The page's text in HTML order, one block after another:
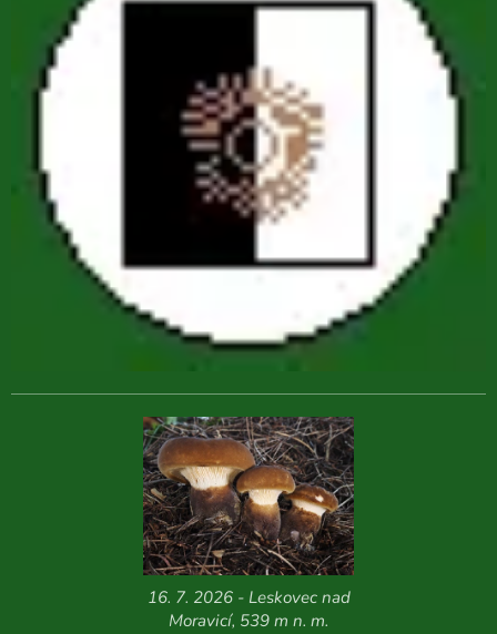
16. 7. 2026 - Leskovec nad
Moravicí, 539 m n. m.